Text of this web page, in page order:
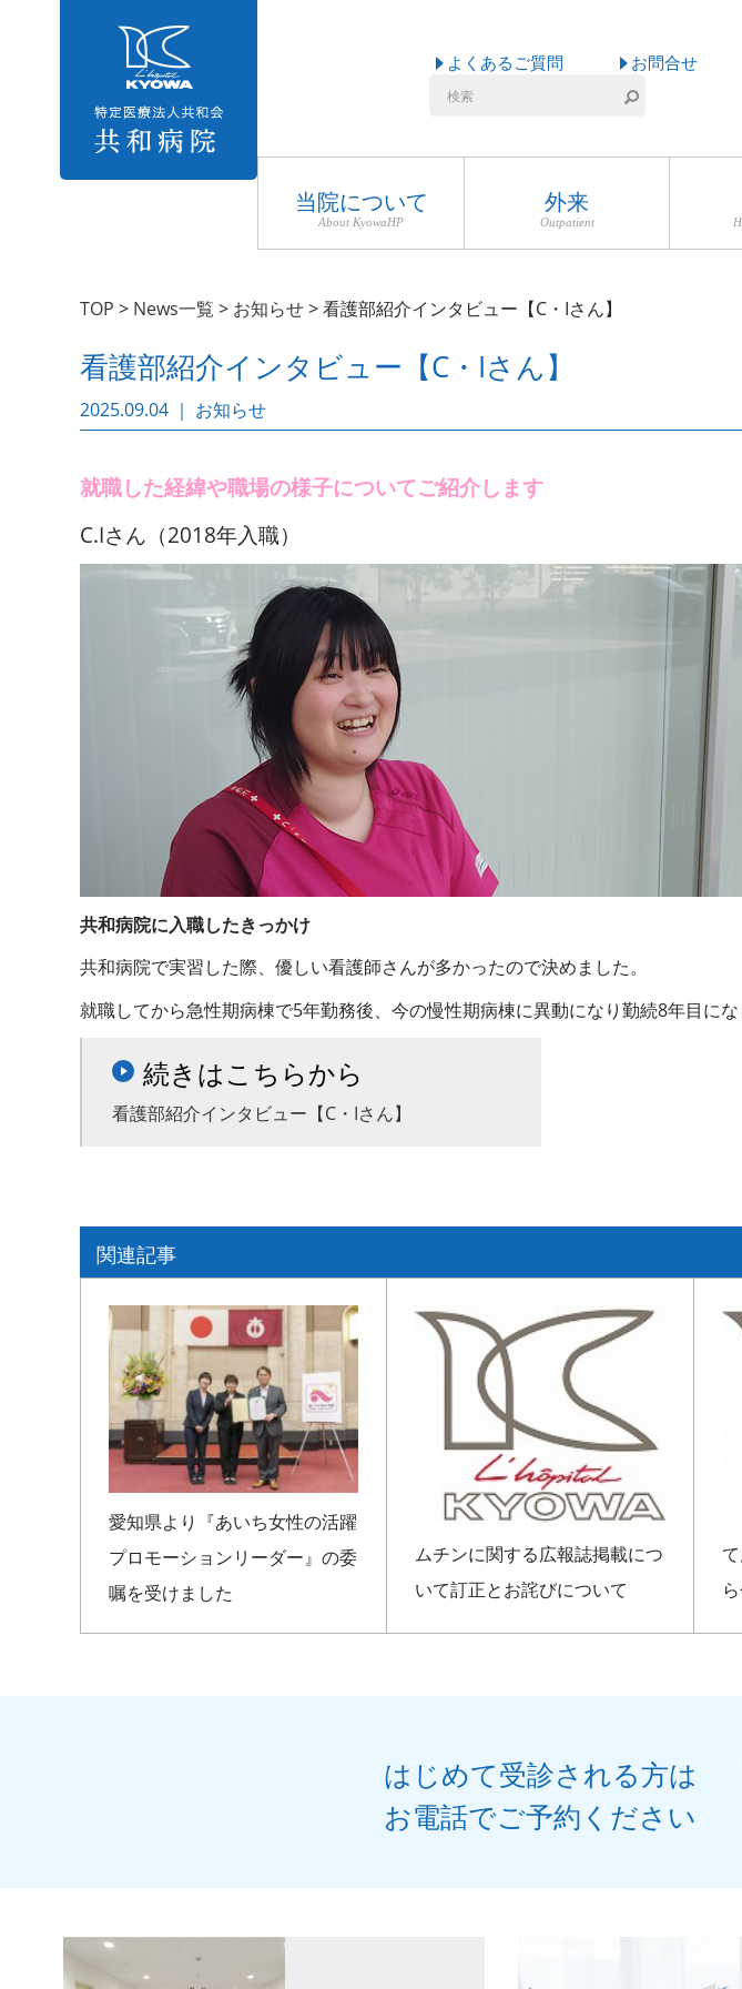
よくあるご質問 お問合せ
当院について
About KyowaHP
外来
Outpatient
TOP > News一覧 > お知らせ>看護部紹介インタビュー【C・Iさん】
看護部紹介インタビュー【C・Iさん】
2025.09.04 ｜ お知らせ
就職した経緯や職場の様子についてご紹介します
C.Iさん（2018年入職）
共和病院に入職したきっかけ
共和病院で実習した際、優しい看護師さんが多かったので決めました。
就職してから急性期病棟で5年勤務後、今の慢性期病棟に異動になり勤続8年目にな
続きはこちらから
看護部紹介インタビュー【C・Iさん】
関連記事
愛知県より『あいち女性の活躍
プロモーションリーダー』の委
嘱を受けました
ムチンに関する広報誌掲載につ
いて訂正とお詫びについて
はじめて受診される方は
お電話でご予約ください